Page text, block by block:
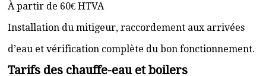
À partir de 60€ HTVA
Installation du mitigeur, raccordement aux arrivées
d’eau et vérification complète du bon fonctionnement.
Tarifs des chauffe-eau et boilers